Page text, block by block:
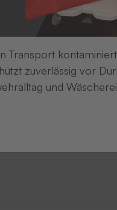
Transport
zuverlässig vor
und